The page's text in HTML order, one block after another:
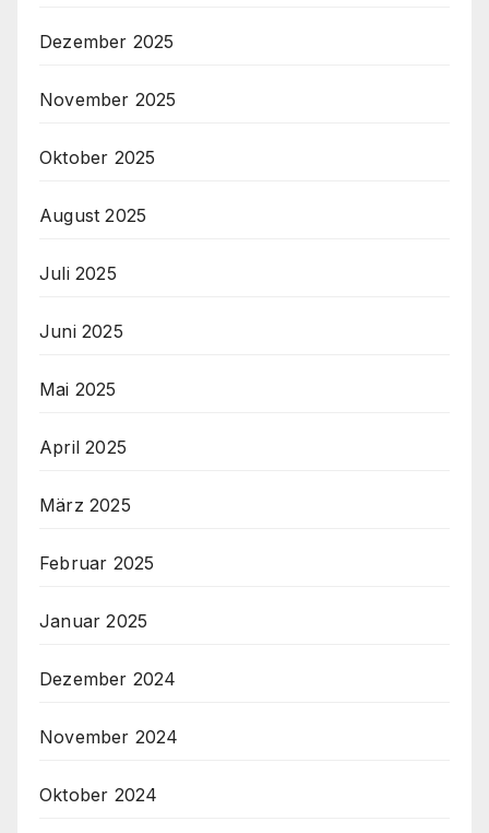
Dezember 2025
November 2025
Oktober 2025
August 2025
Juli 2025
Juni 2025
Mai 2025
April 2025
März 2025
Februar 2025
Januar 2025
Dezember 2024
November 2024
Oktober 2024